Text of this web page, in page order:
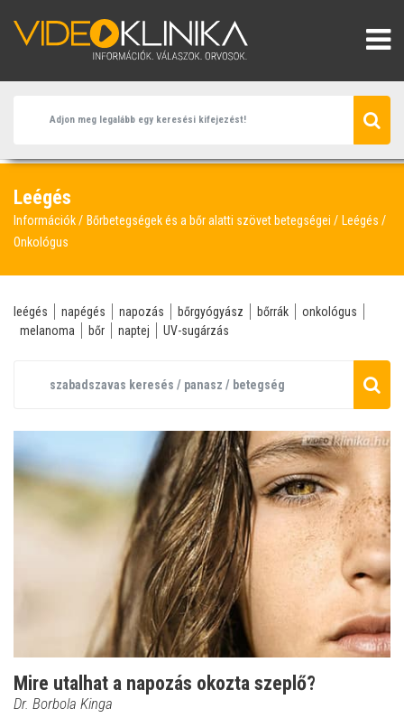
Leégés
Információk Bőrbetegségek és a bőr alatti szövet betegségei
Leégés
Onkológus
leégés napégés napozás bőrgyógyász bőrrák
onkológus
melanoma
bőr naptej UV-sugárzás
Mire utalhat a napozás okozta szeplő?
Dr. Borbola Kinga